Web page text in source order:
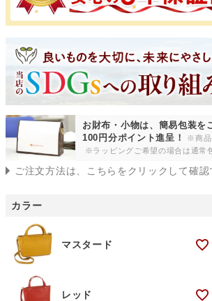
お財布・小物は、簡易包装を
100円分ポイント進呈！
※商品
※ラッピングご希望の場合は通常
ご注文方法は、こちらをクリックして確認
カラー
マスタード
レッド